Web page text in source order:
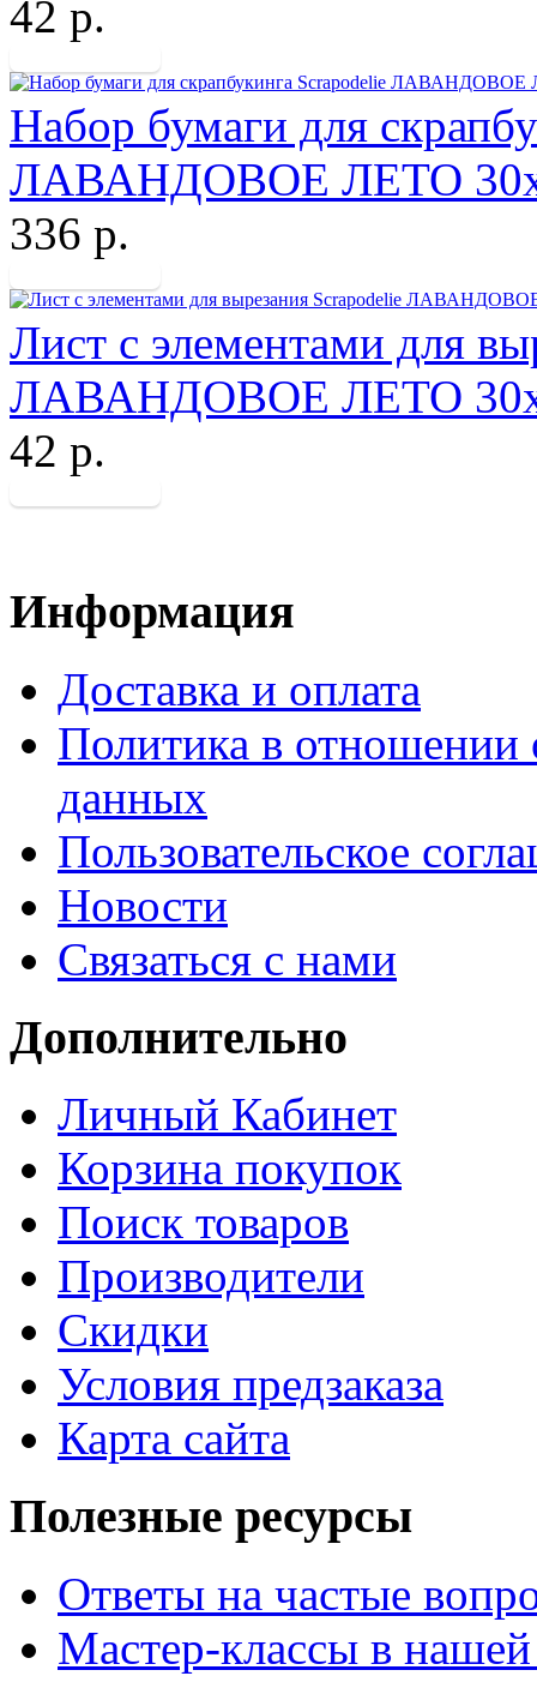
42 р.
Набор бумаги для
ЛАВАНДОВОЕ ЛЕТО
336 р.
Лист с элементами для
ЛАВАНДОВОЕ ЛЕТО
42 р.
Информация
Доставка и оплата
Политика в отношении
данных
Пользовательское
Новости
Связаться с нами
Дополнительно
Личный Кабинет
Корзина покупок
Поиск товаров
Производители
Скидки
Условия предзаказа
Карта сайта
Полезные ресурсы
Ответы на частые
Мастер-классы в нашей